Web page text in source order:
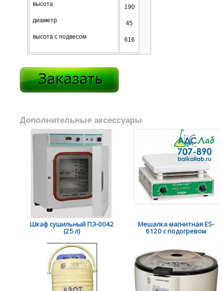
высота
диаметр
высота с подвесом
190
45
616
Дополнительные аксессуары
Шкаф сушильный ПЭ-0042
(25 л)
Мешалка магнитная ES-
6120 с подогревом